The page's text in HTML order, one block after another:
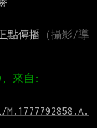
點傳播 （攝影/導
來自: